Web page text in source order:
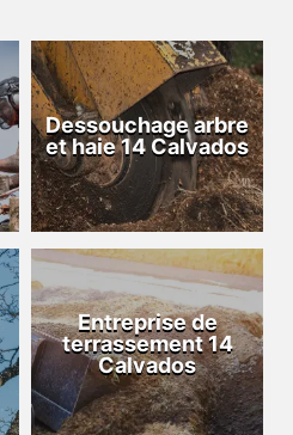
Dessouchage arbre
et haie 14 Calvados
Entreprise de
terrassement 14
Calvados